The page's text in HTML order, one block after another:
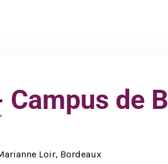
Campus de
Loir, Bordeaux